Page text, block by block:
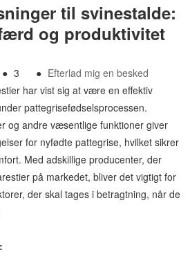
til svinestalde:
og produktivitet
● 3 ● Efterlad mig en besked
har vist sig at være en effektiv
pattegrisefødselsprocessen.
og andre væsentlige funktioner giver
for nyfødte pattegrise, hvilket sikrer
Med adskillige producenter, der
på markedet, bliver det vigtigt for
der skal tages i betragtning, når de